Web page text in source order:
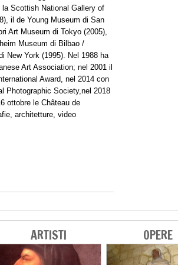
la Scottish National Gallery of
il de Young Museum di San
Art Museum di Tokyo (2005),
Museum di Bilbao /
New York (1995). Nel 1988 ha
Art Association; nel 2001 il
Award, nel 2014 con
Photographic Society,nel 2018
ottobre le Château de
architetture, video
ARTISTI OPERE